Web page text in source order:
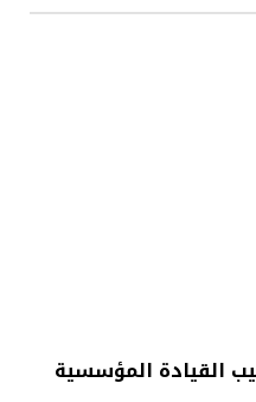
القيادة المؤسسية